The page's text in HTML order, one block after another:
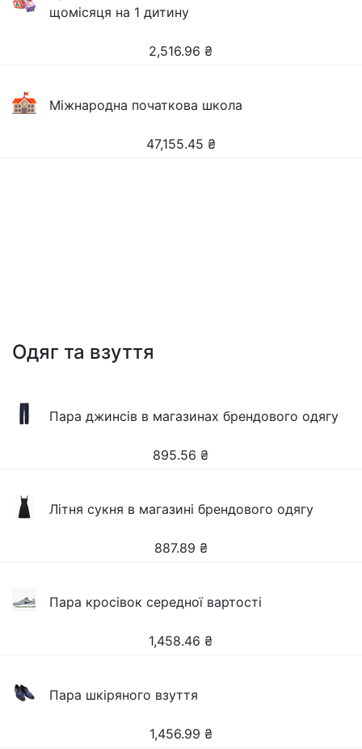
щомісяця на 1 дитину
2,516.96 ₴
Міжнародна початкова школа
47,155.45 ₴
Одяг та взуття
Пара джинсів в магазинах брендового одягу
895.56 ₴
Літня сукня в магазині брендового одягу
887.89 ₴
Пара кросівок середної вартості
1,458.46 ₴
Пара шкіряного взуття
1,456.99 ₴